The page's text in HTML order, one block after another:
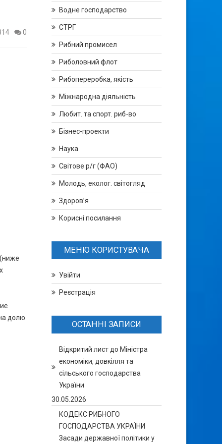
0
долю
Водне господарство
СТРГ
Рибний промисел
Риболовний флот
Рибопереробка, якість
Міжнародна діяльність
Любит. та спорт. риб-во
Бізнес-проекти
Наука
Світове р/г (ФАО)
Молодь, еколог. світогляд
Здоров’я
Корисні посилання
МЕНЮ КОРИСТУВАЧА
Увійти
Реєстрація
ОСТАННІ ЗАПИСИ
Відкритий лист до Міністра
економіки, довкілля та
сільського господарства
України
30.05.2026
КОДЕКС РИБНОГО
ГОСПОДАРСТВА УКРАЇНИ
Засади державної політики у